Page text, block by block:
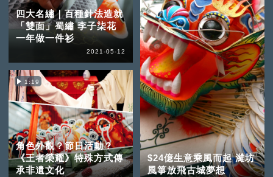
四大名繡｜百種針法造就
「雙面」蜀繡 李子柒花
一年做一件衫
2021-05-12
1:19
角色外觀？節日活動？
《王者榮耀》特殊方式傳
承非遺文化
$24億生意乘風而起 濰坊
風箏放飛古城夢想